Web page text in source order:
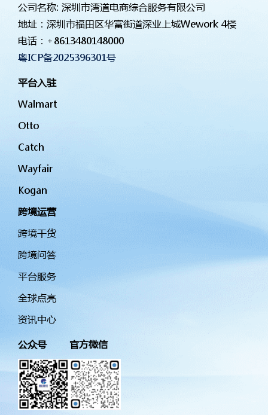
公司名称: 深圳市湾道电商综合服务有限公司
地址：深圳市福田区华富街道深业上城Wework 4楼
电话： +8613480148000
粤ICP备2025396301号
平台入驻
Walmart
Otto
Catch
Wayfair
Kogan
跨境运营
跨境干货
跨境问答
平台服务
全球点亮
资讯中心
公众号
官方微信